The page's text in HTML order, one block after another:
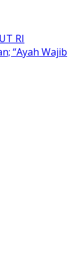
RI
“Ayah Wajib